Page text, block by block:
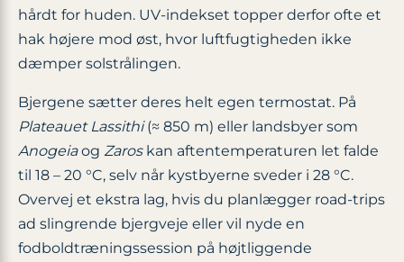
hårdt for huden. UV-indekset topper derfor ofte et
hak højere mod øst, hvor luftfugtigheden ikke
dæmper solstrålingen.
Bjergene sætter deres helt egen termostat. På
Plateauet Lassithi(≈ 850 m) eller landsbyer som
Anogeiaog Zaroskan aftentemperaturen let falde
til 18 – 20 °C, selv når kystbyerne sveder i 28 °C.
Overvej et ekstra lag, hvis du planlægger road-trips
ad slingrende bjergveje eller vil nyde en
fodboldtrænings­session på højtliggende